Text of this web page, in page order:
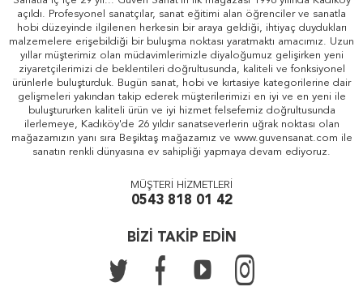
açıldı. Profesyonel sanatçılar, sanat eğitimi alan öğrenciler ve sanatla
hobi düzeyinde ilgilenen herkesin bir araya geldiği, ihtiyaç duydukları
malzemelere erişebildiği bir buluşma noktası yaratmaktı amacımız. Uzun
yıllar müşterimiz olan müdavimlerimizle diyaloğumuz gelişirken yeni
ziyaretçilerimizi de beklentileri doğrultusunda, kaliteli ve fonksiyonel
ürünlerle buluşturduk. Bugün sanat, hobi ve kırtasiye kategorilerine dair
gelişmeleri yakından takip ederek müşterilerimizi en iyi ve en yeni ile
buluştururken kaliteli ürün ve iyi hizmet felsefemiz doğrultusunda
ilerlemeye, Kadıköy'de 26 yıldır sanatseverlerin uğrak noktası olan
mağazamızın yanı sıra Beşiktaş mağazamız ve www.guvensanat.com ile
sanatın renkli dünyasına ev sahipliği yapmaya devam ediyoruz.
MÜŞTERİ HİZMETLERİ
0543 818 01 42
BİZİ TAKİP EDİN